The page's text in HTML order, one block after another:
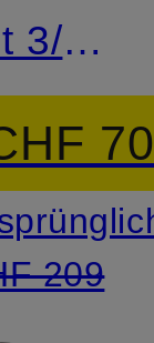
3/4-
209